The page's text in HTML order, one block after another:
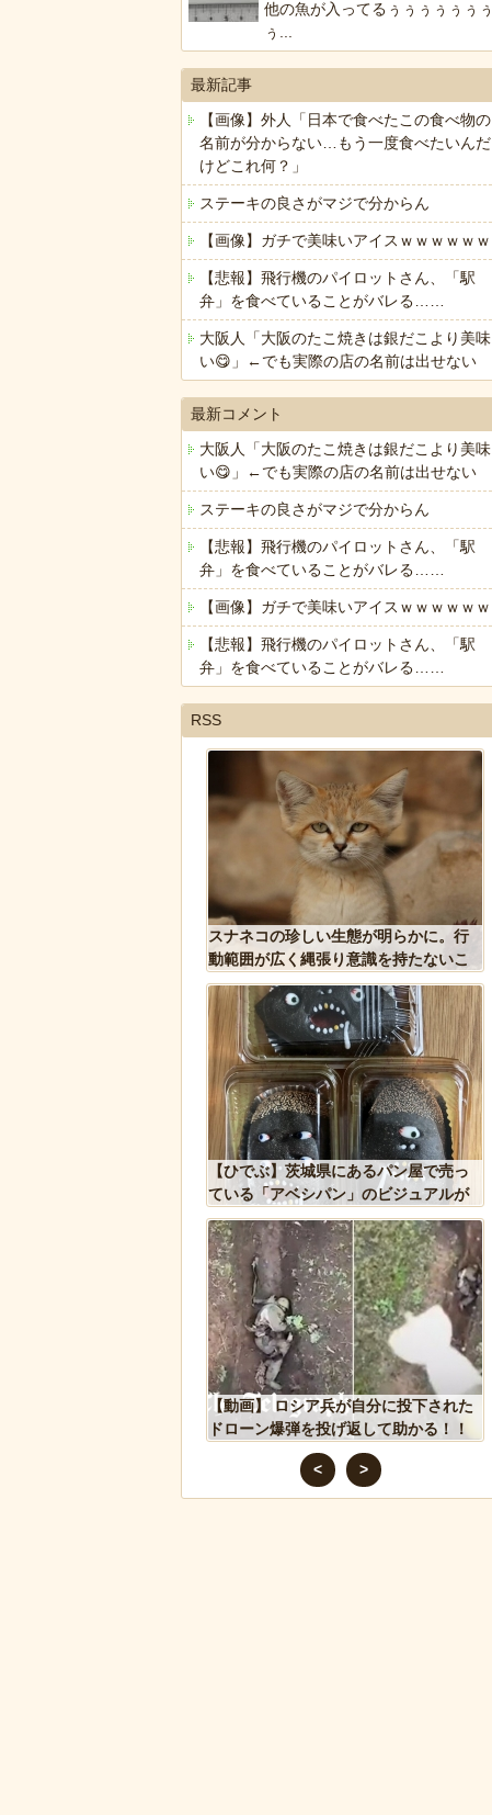
他の魚が入ってるぅぅぅぅぅぅぅ
ぅ...
最新記事
【画像】外人「日本で食べたこの食べ物の
名前が分からない…もう一度食べたいんだ
けどこれ何？」
ステーキの良さがマジで分からん
【画像】ガチで美味いアイスｗｗｗｗｗｗ
【悲報】飛行機のパイロットさん、「駅
弁」を食べていることがバレる……
大阪人「大阪のたこ焼きは銀だこより美味
い😋」←でも実際の店の名前は出せない
最新コメント
大阪人「大阪のたこ焼きは銀だこより美味
い😋」←でも実際の店の名前は出せない
ステーキの良さがマジで分からん
【悲報】飛行機のパイロットさん、「駅
弁」を食べていることがバレる……
【画像】ガチで美味いアイスｗｗｗｗｗｗ
【悲報】飛行機のパイロットさん、「駅
弁」を食べていることがバレる……
RSS
後ろ片足を失った象、保護区で義足を
作ってもらい歩けるように！
石を卵と思い込み温め続けていたハク
トウワシのオスに孤児のヒナが託さ
れ、お世話をするように【続編】
迷子のウサギが警察に保護され、正式
な「警察ウサギ」となる
< >